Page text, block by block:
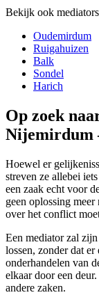
Bekijk ook
Oudemirdum
Ruigahuizen
Balk
Sondel
Harich
Op zoek
Nijemirdum
Hoewel er
streven ze allebei
een zaak echt voor
geen oplossing
over het conflict
Een mediator zal
lossen, zonder dat
onderhandelen van
elkaar door een
andere zaken.